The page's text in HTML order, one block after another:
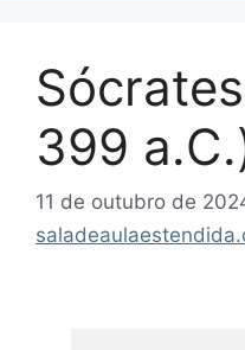
399
11 de outubro de